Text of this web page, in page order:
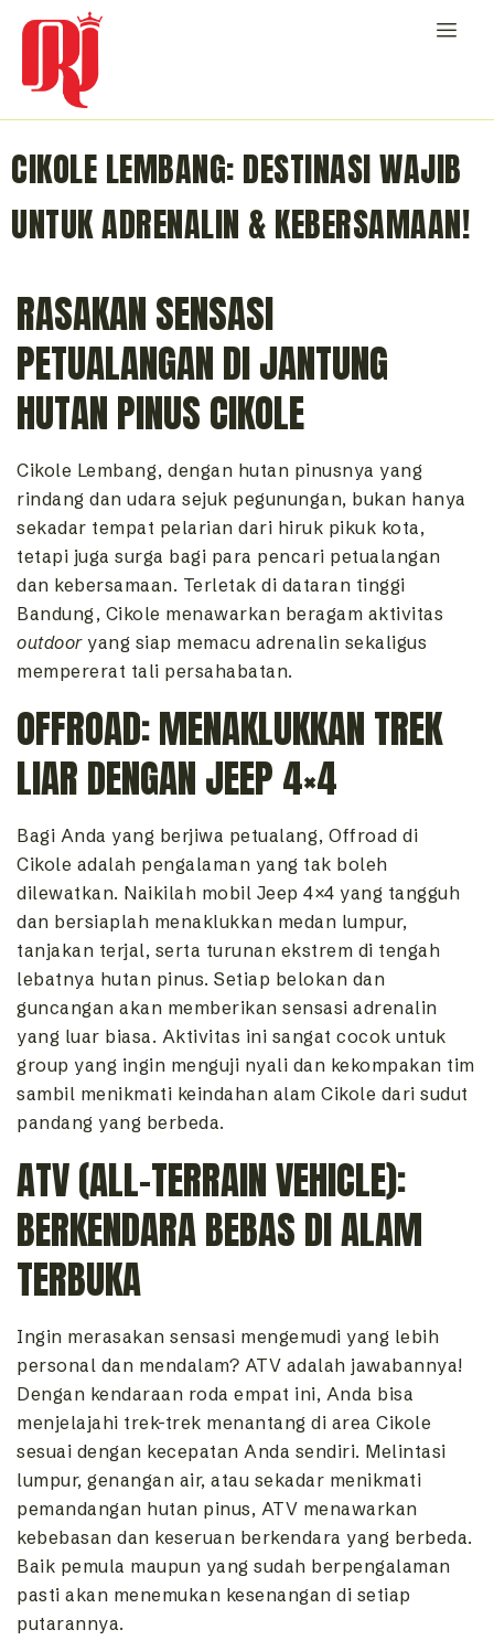
CIKOLE LEMBANG: DESTINASI WAJIB
UNTUK ADRENALIN & KEBERSAMAAN!
RASAKAN SENSASI
PETUALANGAN DI JANTUNG
HUTAN PINUS CIKOLE
Cikole Lembang, dengan hutan pinusnya yang
rindang dan udara sejuk pegunungan, bukan hanya
sekadar tempat pelarian dari hiruk pikuk kota,
tetapi juga surga bagi para pencari petualangan
dan kebersamaan. Terletak di dataran tinggi
Bandung, Cikole menawarkan beragam aktivitas
outdooryang siap memacu adrenalin sekaligus
mempererat tali persahabatan.
OFFROAD: MENAKLUKKAN TREK
LIAR DENGAN JEEP 4×4
Bagi Anda yang berjiwa petualang, Offroad di
Cikole adalah pengalaman yang tak boleh
dilewatkan. Naikilah mobil Jeep 4×4 yang tangguh
dan bersiaplah menaklukkan medan lumpur,
tanjakan terjal, serta turunan ekstrem di tengah
lebatnya hutan pinus. Setiap belokan dan
guncangan akan memberikan sensasi adrenalin
yang luar biasa. Aktivitas ini sangat cocok untuk
group yang ingin menguji nyali dan kekompakan tim
sambil menikmati keindahan alam Cikole dari sudut
pandang yang berbeda.
ATV (ALL-TERRAIN VEHICLE):
BERKENDARA BEBAS DI ALAM
TERBUKA
Ingin merasakan sensasi mengemudi yang lebih
personal dan mendalam? ATV adalah jawabannya!
Dengan kendaraan roda empat ini, Anda bisa
menjelajahi trek-trek menantang di area Cikole
sesuai dengan kecepatan Anda sendiri. Melintasi
lumpur, genangan air, atau sekadar menikmati
pemandangan hutan pinus, ATV menawarkan
kebebasan dan keseruan berkendara yang berbeda.
Baik pemula maupun yang sudah berpengalaman
pasti akan menemukan kesenangan di setiap
putarannya.